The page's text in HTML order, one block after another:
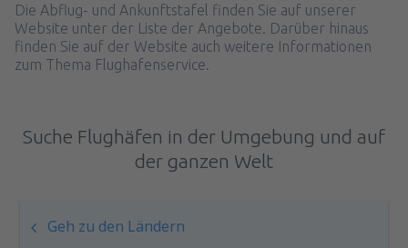
Die Abflug- und Ankunftstafel finden Sie auf unserer
Website unter der Liste der Angebote. Darüber hinaus
finden Sie auf der Website auch weitere Informationen
zum Thema Flughafenservice.
Suche Flughäfen in der Umgebung und auf
der ganzen Welt
Geh zu den Ländern